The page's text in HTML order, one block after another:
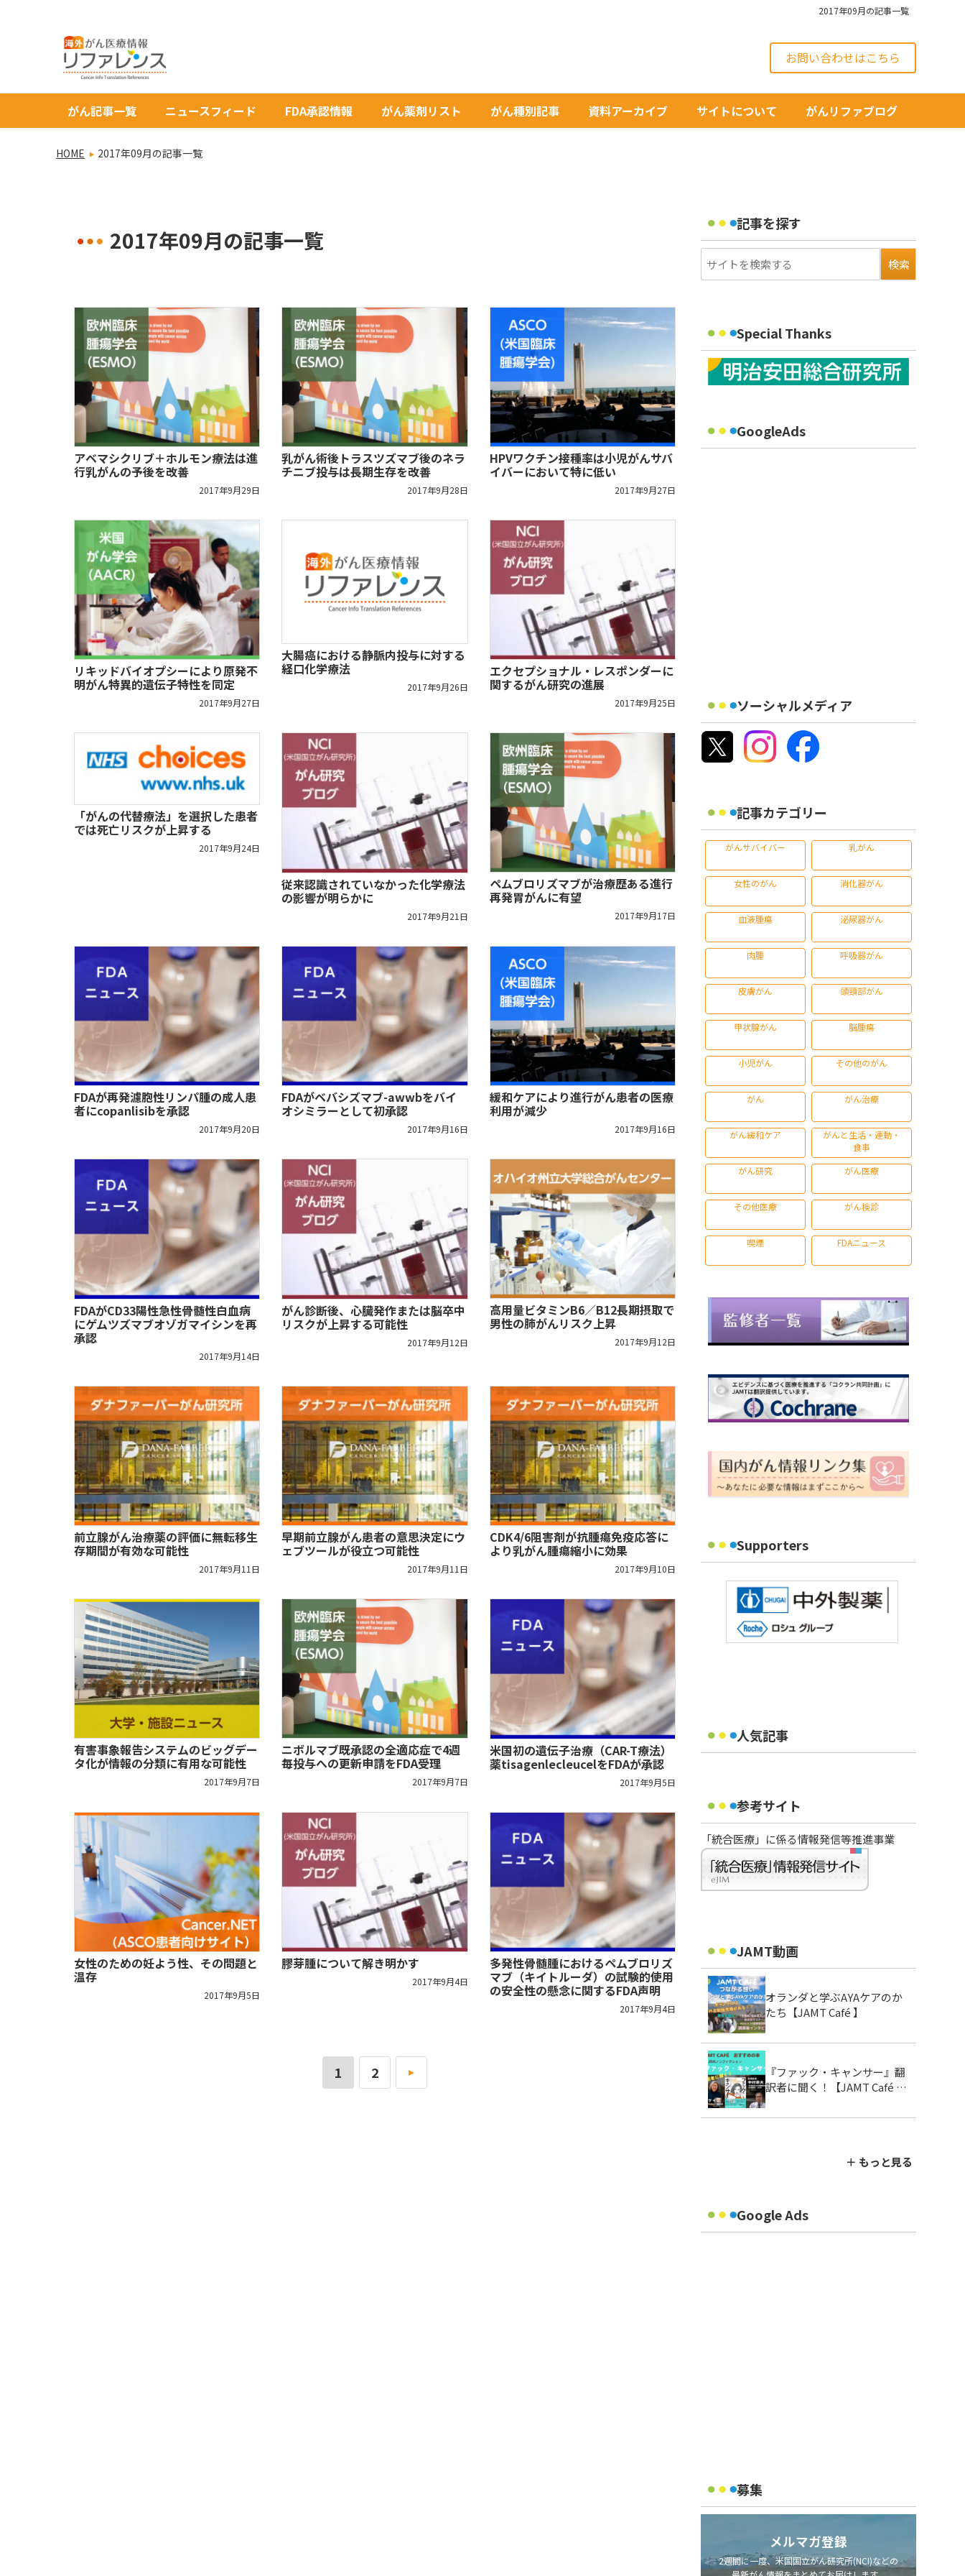
2017年09月の記事一覧
お問い合わせはこちら
がん記事一覧 ニュースフィード FDA承認情報 がん薬剤リスト がん種別記事 資料アーカイブ サイトについて がんリファブログ
HOME 2017年09月の記事一覧
2017年09月の記事一覧
アベマシクリブ＋ホルモン療法は進
行乳がんの予後を改善
2017年9月29日
乳がん術後トラスツズマブ後のネラ
チニブ投与は長期生存を改善
2017年9月28日
HPVワクチン接種率は小児がんサバ
イバーにおいて特に低い
2017年9月27日
リキッドバイオプシーにより原発不
明がん特異的遺伝子特性を同定
2017年9月27日
大腸癌における静脈内投与に対する
経口化学療法
2017年9月26日
エクセプショナル・レスポンダーに
関するがん研究の進展
2017年9月25日
「がんの代替療法」を選択した患者
では死亡リスクが上昇する
2017年9月24日
従来認識されていなかった化学療法
の影響が明らかに
2017年9月21日
ペムブロリズマブが治療歴ある進行
再発胃がんに有望
2017年9月17日
FDAが再発濾胞性リンパ腫の成人患
者にcopanlisibを承認
2017年9月20日
FDAがベバシズマブ-awwbをバイ
オシミラーとして初承認
2017年9月16日
緩和ケアにより進行がん患者の医療
利用が減少
2017年9月16日
FDAがCD33陽性急性骨髄性白血病
にゲムツズマブオゾガマイシンを再
承認
2017年9月14日
がん診断後、心臓発作または脳卒中
リスクが上昇する可能性
2017年9月12日
高用量ビタミンB6／B12長期摂取で
男性の肺がんリスク上昇
2017年9月12日
前立腺がん治療薬の評価に無転移生
存期間が有効な可能性
2017年9月11日
早期前立腺がん患者の意思決定にウ
ェブツールが役立つ可能性
2017年9月11日
CDK4/6阻害剤が抗腫瘍免疫応答に
より乳がん腫瘍縮小に効果
2017年9月10日
有害事象報告システムのビッグデー
タ化が情報の分類に有用な可能性
2017年9月7日
ニボルマブ既承認の全適応症で4週
毎投与への更新申請をFDA受理
2017年9月7日
米国初の遺伝子治療（CAR-T療法）
薬tisagenlecleucelをFDAが承認
2017年9月5日
女性のための妊よう性、その問題と
温存
2017年9月5日
膠芽腫について解き明かす
2017年9月4日
多発性骨髄腫におけるペムブロリズ
マブ（キイトルーダ）の試験的使用
の安全性の懸念に関するFDA声明
2017年9月4日
1 2 »
記事を探す
Special Thanks
GoogleAds
ソーシャルメディア
記事カテゴリー
がんサバイバー 乳がん
女性のがん 消化器がん
血液腫瘍 泌尿器がん
肉腫 呼吸器がん
皮膚がん 頭頸部がん
甲状腺がん 脳腫瘍
小児がん その他のがん
がん がん治療
がん緩和ケア
がんと生活・運動・
食事
がん研究
がん医療
その他医療 がん検診
喫煙 FDAニュース
Supporters
人気記事
参考サイト
「統合医療」に係る情報発信等推進事業
JAMT動画
オランダと学ぶAYAケアのか
たち【JAMT Café 】
『ファック・キャンサー』翻
訳者に聞く！【JAMT Café お
＋ もっと見る
Google Ads
募集
メルマガ登録
2週間に一度、米国国立がん研究所(NCI)などの